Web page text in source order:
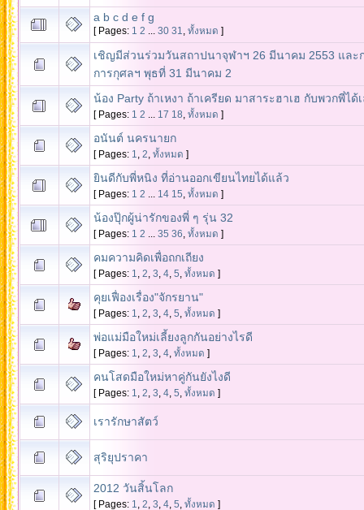
a b c d e f g
[ Pages: 1 2 30 31 ทั้งหมด ]
เชิญมีส่วนร่วมวันสถาปนาจุฬาฯ 26 มีนาคม 2553 และ
การกุศลฯ พุธที่ 31 มีนาคม 2
น้อง Party ถ้าเหงา ถ้าเครียด มาสาระฮาเฮ กับพวกพี่ได้
[ Pages: 1 2 17 18 ทั้งหมด ]
อนันต์ นครนายก
[ Pages: 1 2 ทั้งหมด ]
ยินดีกับพี่หนิง ที่อ่านออกเขียนไทยได้แล้ว
[ Pages: 1 2 14 15 ทั้งหมด ]
น้องปุ๊กผู้น่ารักของพี่ ๆ รุ่น 32
[ Pages: 1 2 35 36 ทั้งหมด ]
คมความคิดเพื่อถกเถียง
[ Pages: 1 2 3 4, 5 ทั้งหมด ]
คุยเฟื่องเรื่อง"จักรยาน"
[ Pages: 1 2 3 4, 5 ทั้งหมด ]
พ่อแม่มือใหม่เลี้ยงลูกกันอย่างไรดี
[ Pages: 1 2 3 4, ทั้งหมด ]
คนโสดมือใหม่หาคู่กันยังไงดี
[ Pages: 1 2 3 4, 5 ทั้งหมด ]
เรารักษาสัตว์
สุริยุปราคา
2012 วันสิ้นโลก
[ Pages: 1 2 3 4, 5 ทั้งหมด ]